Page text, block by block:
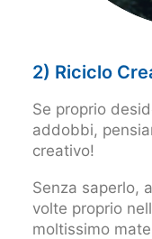
2) Riciclo
Se proprio
addobbi,
creativo!
Senza saperlo,
volte proprio
moltissimo